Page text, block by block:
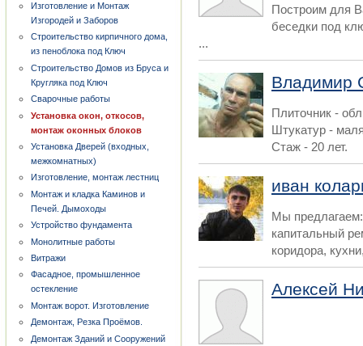
Изготовление и Монтаж
Изгородей и Заборов
Строительство кирпичного дома,
из пеноблока под Ключ
Строительство Домов из Бруса и
Кругляка под Ключ
Сварочные работы
Установка окон, откосов,
монтаж оконных блоков
Установка Дверей (входных,
межкомнатных)
Изготовление, монтаж лестниц
Монтаж и кладка Каминов и
Печей. Дымоходы
Устройство фундамента
Монолитные работы
Витражи
Фасадное, промышленное
остекление
Монтаж ворот. Изготовление
Демонтаж, Резка Проёмов.
Демонтаж Зданий и Сооружений
Построим для
беседки под
...
Владимир
Плиточник -
Штукатур -
Стаж - 20 лет.
иван
Мы предлагаем:
капитальный
коридора,
Алексей